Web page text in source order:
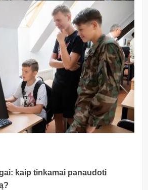
kaip tinkamai panaudoti